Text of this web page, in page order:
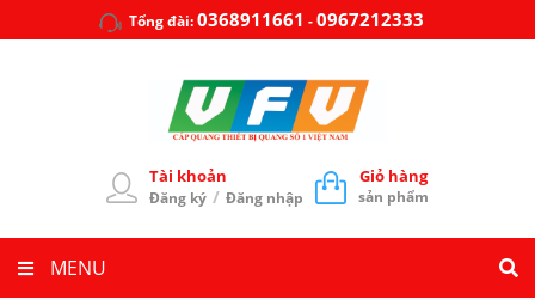
Tổng đài:0368911661 -0967212333
Tài khoản
Đăng ký / Đăng nhập
Giỏ hàng
sản phẩm
MENU